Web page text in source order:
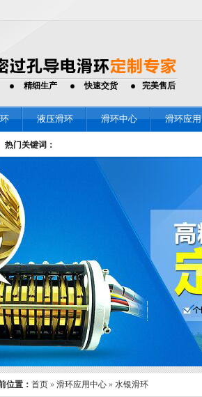
精细生产 快速交货 完美售后
液压滑环 滑环中心 滑环应用
热门关键词：
位置： 首页 » 滑环应用中心 » 水银滑环